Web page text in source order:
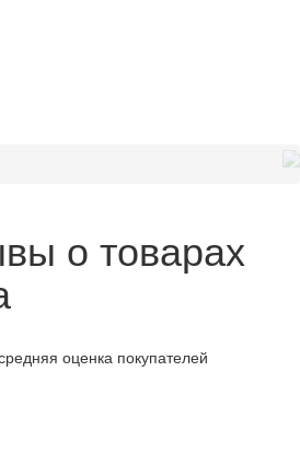
о товарах
оценка покупателей